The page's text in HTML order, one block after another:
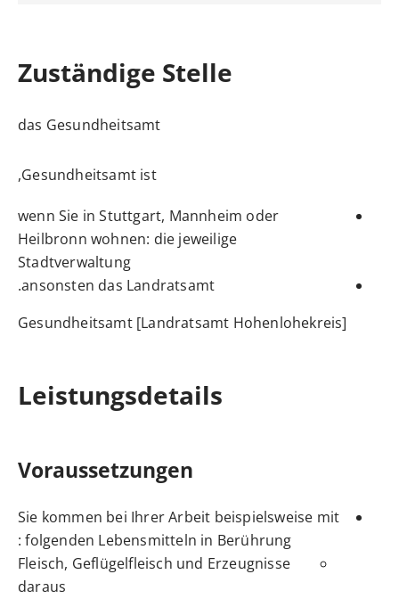
Zuständige Stelle
das Gesundheitsamt
Gesundheitsamt ist,
wenn Sie in Stuttgart, Mannheim oder
Heilbronn wohnen: die jeweilige
Stadtverwaltung
ansonsten das Landratsamt.
Gesundheitsamt [Landratsamt Hohenlohekreis]
Leistungsdetails
Voraussetzungen
Sie kommen bei Ihrer Arbeit beispielsweise mit
folgenden Lebensmitteln in Berührung :
Fleisch, Geflügelfleisch und Erzeugnisse
daraus